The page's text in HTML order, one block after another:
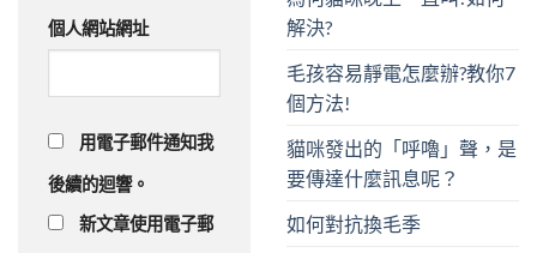
個人網站網址
用電子郵件通知我
後續的迴響。
新文章使用電子郵
解決?
毛孩容易靜電怎麼辦?教你7
個方法!
貓咪發出的「呼嚕」聲，是
要傳達什麼訊息呢？
如何對抗換毛季